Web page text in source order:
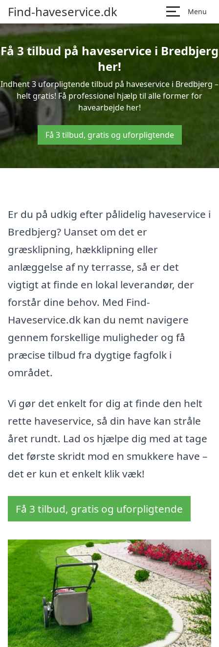
Find-haveservice.dk Menu
Få 3 tilbud på haveservice i Bredbjerg
her!
Indhent 3 uforpligtende tilbud på haveservice i Bredbjerg –
helt gratis! Få professionel hjælp til alle former for
havearbejde her!
Få 3 tilbud, gratis og uforpligtende
Er du på udkig efter pålidelig haveservice i
Bredbjerg? Uanset om det er
græsklipning, hækklipning eller
anlæggelse af ny terrasse, så er det
vigtigt at finde en lokal leverandør, der
forstår dine behov. Med Find-
Haveservice.dk kan du nemt navigere
gennem forskellige muligheder og få
præcise tilbud fra dygtige fagfolk i
området.
Vi gør det enkelt for dig at finde den helt
rette haveservice, så din have kan stråle
året rundt. Lad os hjælpe dig med at tage
det første skridt mod en smukkere have –
det er kun et enkelt klik væk!
Få 3 tilbud, gratis og uforpligtende